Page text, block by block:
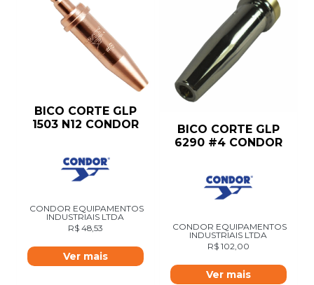
BICO CORTE GLP
1503 N12 CONDOR
CONDOR EQUIPAMENTOS
INDUSTRIAIS LTDA
R$ 48,53
Ver mais
BICO CORTE GLP
6290 #4 CONDOR
CONDOR EQUIPAMENTOS
INDUSTRIAIS LTDA
R$ 102,00
Ver mais